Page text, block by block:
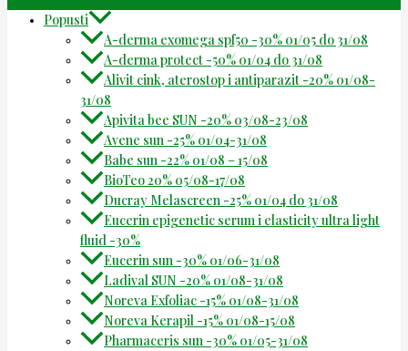
Popusti
A-derma exomega spf50 -30% 01/05 do 31/08
A-derma protect -50% 01/04 do 31/08
Alivit cink, aterostop i antiparazit -20% 01/08-
31/08
Apivita bee SUN -20% 03/08-23/08
Avene sun -25% 01/04-31/08
Babe sun -22% 01/08 – 15/08
BioTeo 20% 05/08-17/08
Ducray Melascreen -25% 01/04 do 31/08
Eucerin epigenetic serum i elasticity ultra light
fluid -30%
Eucerin sun -30% 01/06-31/08
Ladival SUN -20% 01/08-31/08
Noreva Exfoliac -15% 01/08-31/08
Noreva Kerapil -15% 01/08-15/08
Pharmaceris sun -30% 01/05-31/08